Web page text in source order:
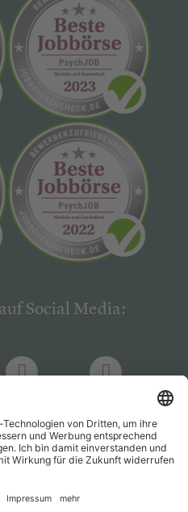
Social Media:
Hogrefe
Verlag
Hogrefe
Verlag